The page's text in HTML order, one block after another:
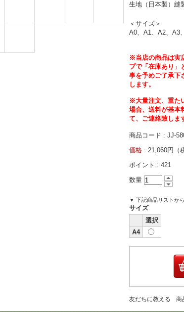
生地（日本製）縫
＜サイズ＞
A0、A1、A2、A3
※当店の商品は実
プで「在庫あり」
事を予めご了承下
します。
※大量注文、重た
場合、送料が基本
て、ご連絡致しま
商品コード : JJ-
価格 : 21,060円（
ポイント : 421
数量
▼ 下記商品リストか
サイズ
選択
A4
友だちに教える 商